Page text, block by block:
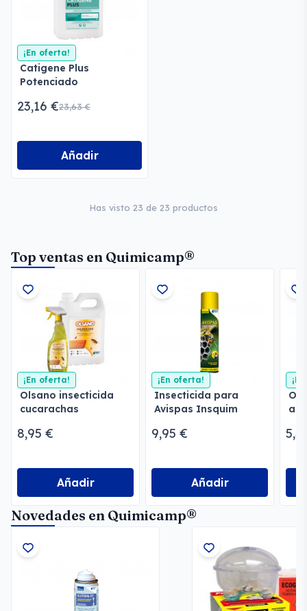
¡En oferta!
Catigene Plus
Potenciado
23,16 €23,63 €
Añadir
Has visto 23 de 23 productos
Top ventas en Quimicamp®
¡En oferta!
Olsano insecticida
cucarachas
8,95 €
Añadir
¡En oferta!
Insecticida para
Avispas Insquim
9,95 €
Añadir
Novedades en Quimicamp®